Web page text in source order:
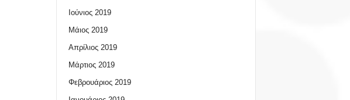
Ιούνιος 2019
Μάιος 2019
Απρίλιος 2019
Μάρτιος 2019
Φεβρουάριος 2019